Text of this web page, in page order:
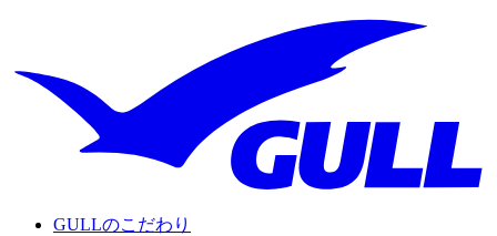
GULLのこだわり